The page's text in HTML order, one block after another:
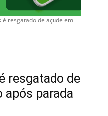
é resgatado de açude em
resgatado de
após parada